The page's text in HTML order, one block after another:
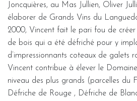
Joncquières, au Mas Jullien, Oliver
élaborer de Grands Vins du
2000, Vincent fait le pari fou de
de bois qui a été défriché pour y
d’impressionnants coteaux de galets
Vincent contribue à élever le
niveau des plus grands (parcelles du
Défriche de Rouge , Défriche de